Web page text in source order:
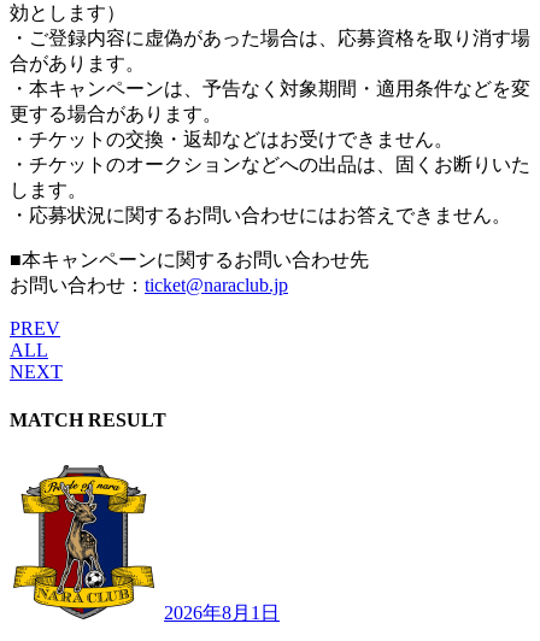
効とします）
・ご登録内容に虚偽があった場合は、応募資格を取り消す場
合があります。
・本キャンペーンは、予告なく対象期間・適用条件などを変
更する場合があります。
・チケットの交換・返却などはお受けできません。
・チケットのオークションなどへの出品は、固くお断りいた
します。
・応募状況に関するお問い合わせにはお答えできません。
■本キャンペーンに関するお問い合わせ先
お問い合わせ： ticket@naraclub.jp
PREV
ALL
NEXT
MATCH RESULT
2026年8月1日